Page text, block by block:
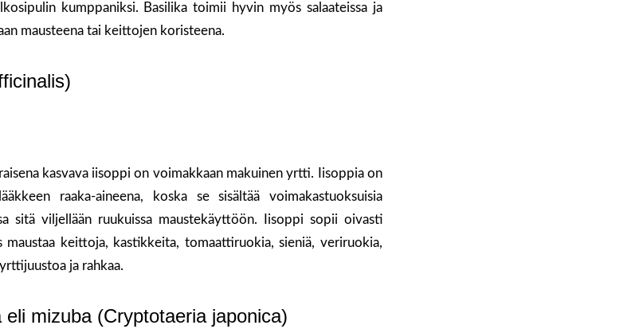
kumppaniksi. Basilika toimii hyvin myös salaateissa ja
mausteena tai keittojen koristeena.
kasvava iisoppi on voimakkaan makuinen yrtti. Iisoppia on
raaka-aineena, koska se sisältää voimakastuoksuisia
sitä viljellään ruukuissa maustekäyttöön. Iisoppi sopii oivasti
maustaa keittoja, kastikkeita, tomaattiruokia, sieniä, veriruokia,
ja rahkaa.
mizuba (Cryptotaeria japonica)